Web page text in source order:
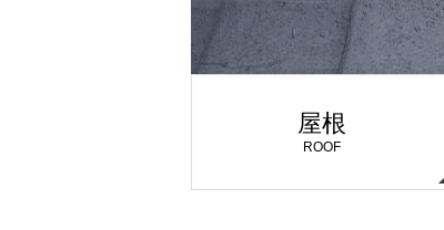
屋根
ROOF